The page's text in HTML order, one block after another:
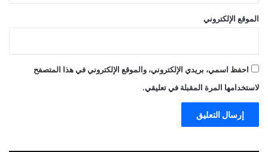
الموقع الإلكتروني
احفظ اسمي، بريدي الإلكتروني، والموقع الإلكتروني في هذا المتصفح
لاستخدامها المرة المقبلة في تعليقي.